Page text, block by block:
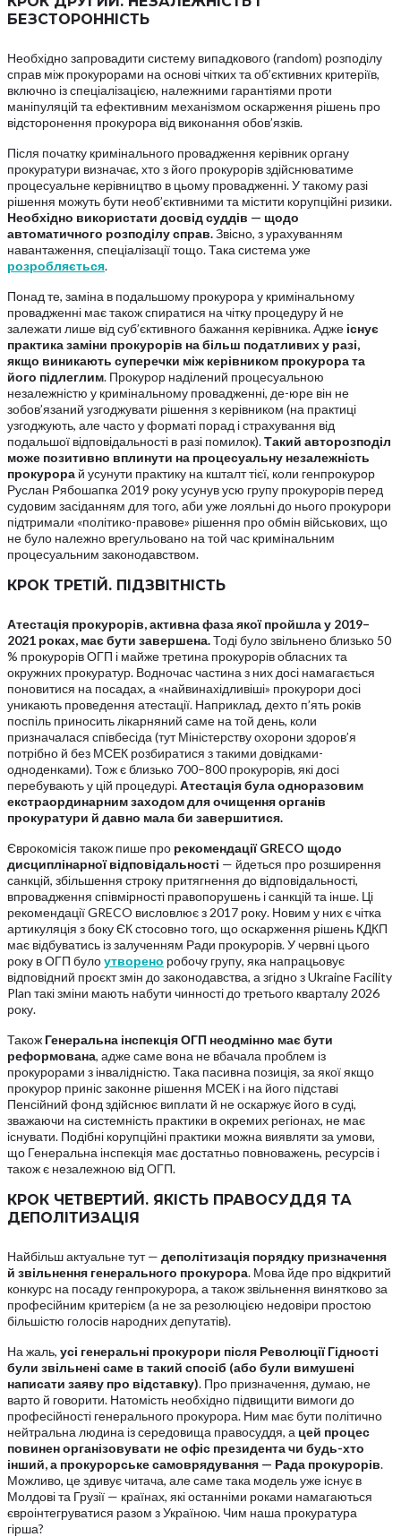
БЕЗСТОРОННІСТЬ
Необхідно запровадити систему випадкового (random) розподілу
справ між прокурорами на основі чітких та об’єктивних критеріїв,
включно із спеціалізацією, належними гарантіями проти
маніпуляцій та ефективним механізмом оскарження рішень про
відсторонення прокурора від виконання обов’язків.
Після початку кримінального провадження керівник органу
прокуратури визначає, хто з його прокурорів здійснюватиме
процесуальне керівництво в цьому провадженні. У такому разі
рішення можуть бути необ’єктивними та містити корупційні ризики.
Необхідно використати досвідсуддів — щодо
автоматичного розподілусправ.Звісно, з урахуванням
навантаження, спеціалізації тощо. Така система уже
розробляється.
Понад те, заміна в подальшому прокурора у кримінальному
провадженні має також спиратися на чітку процедуру й не
залежати лише від суб’єктивного бажання керівника. Адже існує
практиказаміни прокурорів набільш податливиху разі,
якщо виникають суперечки між керівником прокурората
його підлеглим. Прокурор наділений процесуальною
незалежністю у кримінальному провадженні, де-юре він не
зобов’язаний узгоджувати рішення з керівником (на практиці
узгоджують, але часто у форматі порад і страхування від
подальшої відповідальності в разі помилок).Такий авторозподіл
може позитивно вплинути на процесуальну незалежність
прокурора й усунути практику на кшталт тієї, коли генпрокурор
Руслан Рябошапка 2019 року усунув усю групу прокурорів перед
судовим засіданням для того, аби уже лояльні до нього прокурори
підтримали «політико-правове» рішення про обмін військових, що
не було належно врегульовано на той час кримінальним
процесуальним законодавством.
КРОК ТРЕТІЙ. ПІДЗВІТНІСТЬ
Атестація прокурорів,активнафазаякої пройшлау 2019–
2021 роках, маєбути завершена.Тоді було звільнено близько 50
% прокурорів ОГП і майже третина прокурорів обласних та
окружних прокуратур. Водночас частина з них досі намагається
поновитися на посадах, а «найвинахідливіші» прокурори досі
уникають проведення атестації. Наприклад, дехто п’ять років
поспіль приносить лікарняний саме на той день, коли
призначалася співбесіда (тут Міністерству охорони здоров’я
потрібно й без МСЕК розбиратися з такими довідками-
одноденками). Тож є близько 700–800 прокурорів, які досі
перебувають у цій процедурі.Атестаціябулаодноразовим
екстраординарнимзаходомдляочищенняорганів
прокуратури й давно малаби завершитися.
Єврокомісія також пише про рекомендації GRECO щодо
дисциплінарної відповідальності — йдеться про розширення
санкцій, збільшення строку притягнення до відповідальності,
впровадження співмірності правопорушень і санкцій та інше. Ці
рекомендації GRECO висловлює з 2017 року. Новим у них є чітка
артикуляція з боку ЄК стосовно того, що оскарження рішень КДКП
має відбуватись із залученням Ради прокурорів. У червні цього
року в ОГП булоутворено робочу групу, яка напрацьовує
відповідний проєкт змін до законодавства, а згідно з Ukraine Facility
Plan такі зміни мають набути чинності до третього кварталу 2026
року.
Також Генеральна інспекціяОГП неодмінно маєбути
реформована, адже саме вона не вбачала проблем із
прокурорами з інвалідністю. Така пасивна позиція, за якої якщо
прокурор приніс законне рішення МСЕК і на його підставі
Пенсійний фонд здійснює виплати й не оскаржує його в суді,
зважаючи на системність практики в окремих регіонах, не має
існувати. Подібні корупційні практики можна виявляти за умови,
що Генеральна інспекція має достатньо повноважень, ресурсів і
також є незалежною від ОГП.
КРОК ЧЕТВЕРТИЙ. ЯКІСТЬ ПРАВОСУДДЯ ТА
ДЕПОЛІТИЗАЦІЯ
Найбільш актуальне тут — деполітизація порядку призначення
й звільнення генерального прокурора. Мова йде про відкритий
конкурс на посаду генпрокурора, а також звільнення винятково за
професійним критерієм (а не за резолюцією недовіри простою
більшістю голосів народних депутатів).
На жаль, усі генеральні прокурори після Революції Гідності
були звільнені саме в такий спосіб (або були вимушені
написати заяву про відставку). Про призначення, думаю, не
варто й говорити. Натомість необхідно підвищити вимоги до
професійності генерального прокурора. Ним має бути політично
нейтральна людина із середовища правосуддя, а цей процес
повиненорганізовувати неофіс президентачи будь-хто
інший,а прокурорськесамоврядування — Рада прокурорів.
Можливо, це здивує читача, але саме така модель уже існує в
Молдові та Грузії — країнах, які останніми роками намагаються
євроінтегруватися разом з Україною. Чим наша прокуратура
гірша?